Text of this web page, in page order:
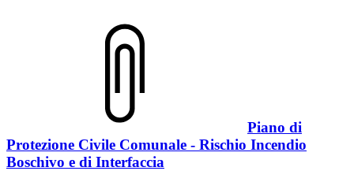
Piano di
Protezione Civile Comunale - Rischio Incendio
Boschivo e di Interfaccia